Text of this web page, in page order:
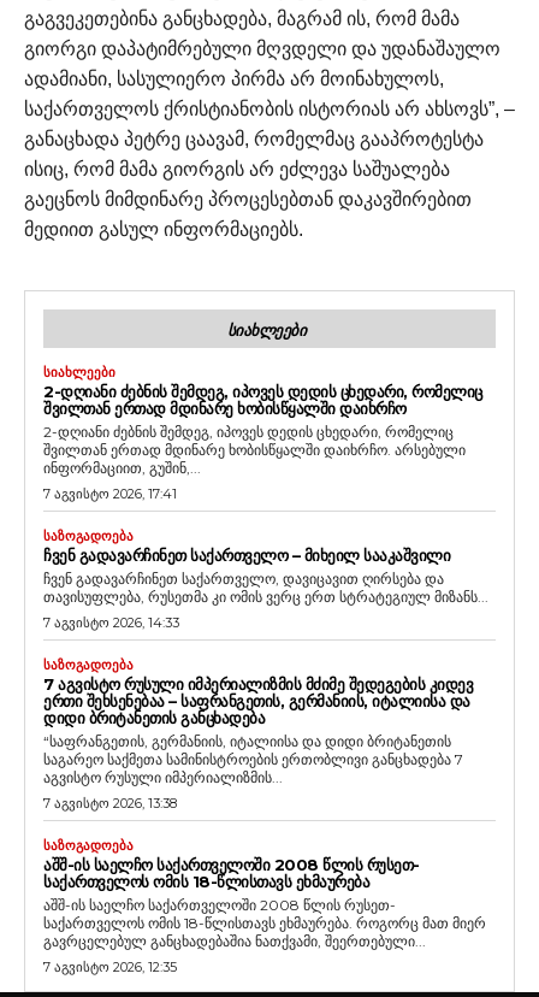
გაგვეკეთებინა განცხადება, მაგრამ ის, რომ მამა
გიორგი დაპატიმრებული მღვდელი და უდანაშაულო
ადამიანი, სასულიერო პირმა არ მოინახულოს,
საქართველოს ქრისტიანობის ისტორიას არ ახსოვს”, –
განაცხადა პეტრე ცაავამ, რომელმაც გააპროტესტა
ისიც, რომ მამა გიორგის არ ეძლევა საშუალება
გაეცნოს მიმდინარე პროცესებთან დაკავშირებით
მედიით გასულ ინფორმაციებს.
ᲡᲘᲐᲮᲚᲔᲔᲑᲘ
ᲡᲘᲐᲮᲚᲔᲔᲑᲘ
2-ᲓᲦᲘᲐᲜᲘ ᲫᲔᲑᲜᲘᲡ ᲨᲔᲛᲓᲔᲒ, ᲘᲞᲝᲕᲔᲡ ᲓᲔᲓᲘᲡ ᲪᲮᲔᲓᲐᲠᲘ, ᲠᲝᲛᲔᲚᲘᲪ
ᲨᲕᲘᲚᲗᲐᲜ ᲔᲠᲗᲐᲓ ᲛᲓᲘᲜᲐᲠᲔ ᲮᲝᲑᲘᲡᲬᲧᲐᲚᲨᲘ ᲓᲐᲘᲮᲠᲩᲝ
2-დღიანი ძებნის შემდეგ, იპოვეს დედის ცხედარი, რომელიც
შვილთან ერთად მდინარე ხობისწყალში დაიხრჩო. არსებული
ინფორმაციით, გუშინ,...
7 აგვისტო 2026, 17:41
ᲡᲐᲖᲝᲒᲐᲓᲝᲔᲑᲐ
ᲩᲕᲔᲜ ᲒᲐᲓᲐᲕᲐᲠᲩᲘᲜᲔᲗ ᲡᲐᲥᲐᲠᲗᲕᲔᲚᲝ – ᲛᲘᲮᲔᲘᲚ ᲡᲐᲐᲙᲐᲨᲕᲘᲚᲘ
ჩვენ გადავარჩინეთ საქართველო, დავიცავით ღირსება და
თავისუფლება, რუსეთმა კი ომის ვერც ერთ სტრატეგიულ მიზანს...
7 აგვისტო 2026, 14:33
ᲡᲐᲖᲝᲒᲐᲓᲝᲔᲑᲐ
7 ᲐᲒᲕᲘᲡᲢᲝ ᲠᲣᲡᲣᲚᲘ ᲘᲛᲞᲔᲠᲘᲐᲚᲘᲖᲛᲘᲡ ᲛᲫᲘᲛᲔ ᲨᲔᲓᲔᲒᲔᲑᲘᲡ ᲙᲘᲓᲔᲕ
ᲔᲠᲗᲘ ᲨᲔᲮᲡᲔᲜᲔᲑᲐᲐ – ᲡᲐᲤᲠᲐᲜᲒᲔᲗᲘᲡ, ᲒᲔᲠᲛᲐᲜᲘᲘᲡ, ᲘᲢᲐᲚᲘᲘᲡᲐ ᲓᲐ
ᲓᲘᲓᲘ ᲑᲠᲘᲢᲐᲜᲔᲗᲘᲡ ᲒᲐᲜᲪᲮᲐᲓᲔᲑᲐ
“საფრანგეთის, გერმანიის, იტალიისა და დიდი ბრიტანეთის
საგარეო საქმეთა სამინისტროების ერთობლივი განცხადება 7
აგვისტო რუსული იმპერიალიზმის...
7 აგვისტო 2026, 13:38
ᲡᲐᲖᲝᲒᲐᲓᲝᲔᲑᲐ
ᲐᲨᲨ-ᲘᲡ ᲡᲐᲔᲚᲩᲝ ᲡᲐᲥᲐᲠᲗᲕᲔᲚᲝᲨᲘ 2008 ᲬᲚᲘᲡ ᲠᲣᲡᲔᲗ-
ᲡᲐᲥᲐᲠᲗᲕᲔᲚᲝᲡ ᲝᲛᲘᲡ 18-ᲬᲚᲘᲡᲗᲐᲕᲡ ᲔᲮᲛᲐᲣᲠᲔᲑᲐ
აშშ-ის საელჩო საქართველოში 2008 წლის რუსეთ-
საქართველოს ომის 18-წლისთავს ეხმაურება. როგორც მათ მიერ
გავრცელებულ განცხადებაშია ნათქვამი, შეერთებული...
7 აგვისტო 2026, 12:35